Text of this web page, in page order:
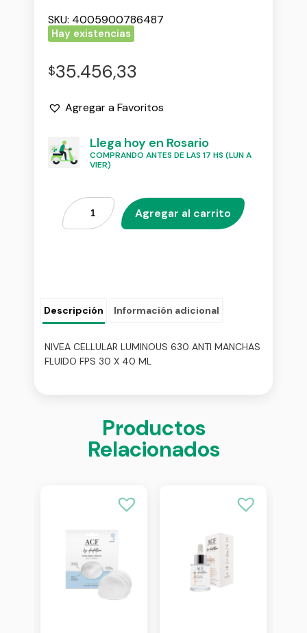
SKU: 4005900786487
Hay existencias
$35.456,33
Agregar a Favoritos
Llega hoy en Rosario
COMPRANDO ANTES DE LAS 17 HS (LUN A
VIER)
Agregar al carrito
Descripción Información adicional
NIVEA CELLULAR LUMINOUS 630 ANTI MANCHAS
FLUIDO FPS 30 X 40 ML
Productos
Relacionados